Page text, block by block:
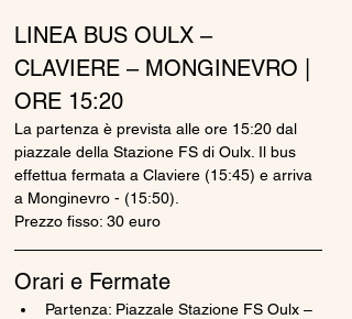
LINEA BUS OULX –
CLAVIERE – MONGINEVRO |
ORE 15:20
La partenza è prevista alle ore 15:20 dal
piazzale della Stazione FS di Oulx. Il bus
effettua fermata a Claviere (15:45) e arriva
a Monginevro - (15:50).
Prezzo fisso: 30 euro
Orari e Fermate
Partenza: Piazzale Stazione FS Oulx –